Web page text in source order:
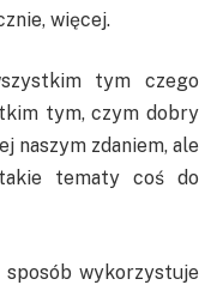
więcej.
tym czego
tym, czym dobry
naszym zdaniem, ale
tematy coś do
wykorzystuje